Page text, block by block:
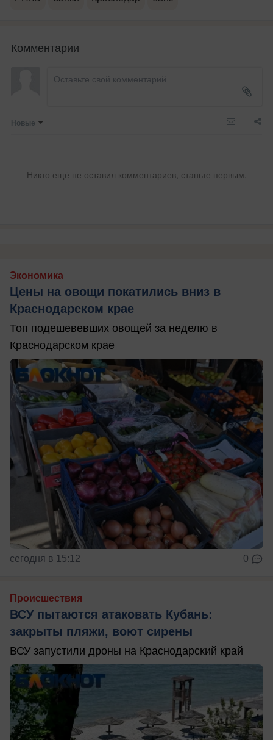
Комментарии
Новые
Никто ещё не оставил комментариев, станьте первым.
Экономика
Цены на овощи покатились вниз в
Краснодарском крае
Топ подешевевших овощей за неделю в
Краснодарском крае
сегодня в 15:12 0
Происшествия
ВСУ пытаются атаковать Кубань:
закрыты пляжи, воют сирены
ВСУ запустили дроны на Краснодарский край